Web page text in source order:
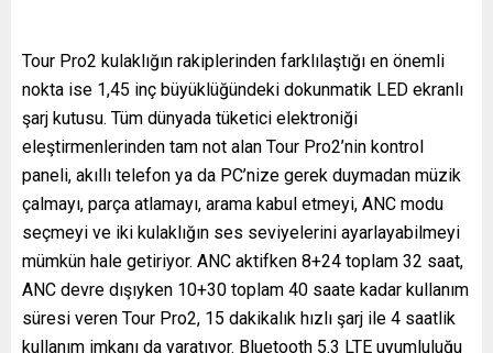
Tour Pro2 kulaklığın rakiplerinden farklılaştığı en önemli
nokta ise 1,45 inç büyüklüğündeki dokunmatik LED ekranlı
şarj kutusu. Tüm dünyada tüketici elektroniği
eleştirmenlerinden tam not alan Tour Pro2’nin kontrol
paneli, akıllı telefon ya da PC’nize gerek duymadan müzik
çalmayı, parça atlamayı, arama kabul etmeyi, ANC modu
seçmeyi ve iki kulaklığın ses seviyelerini ayarlayabilmeyi
mümkün hale getiriyor. ANC aktifken 8+24 toplam 32 saat,
ANC devre dışıyken 10+30 toplam 40 saate kadar kullanım
süresi veren Tour Pro2, 15 dakikalık hızlı şarj ile 4 saatlik
kullanım imkanı da yaratıyor. Bluetooth 5.3 LTE uyumluluğu